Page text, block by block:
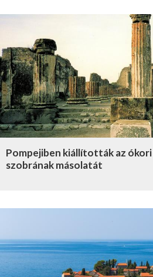
Pompejiben kiállították az
szobrának másolatát